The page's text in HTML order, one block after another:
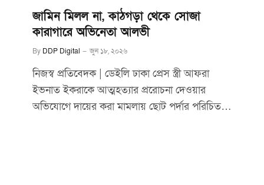
জামিন মিলল না, কাঠগড়া থেকে সোজা
কারাগারে অভিনেতা আলভী
By DDP Digital জুন ১৮, ২০২৬
নিজস্ব প্রতিবেদক | ডেইলি ঢাকা প্রেস স্ত্রী আফরা
ইভনাত ইকরাকে আত্মহত্যার প্ররোচনা দেওয়ার
অভিযোগে দায়ের করা মামলায় ছোট পর্দার পরিচিত…